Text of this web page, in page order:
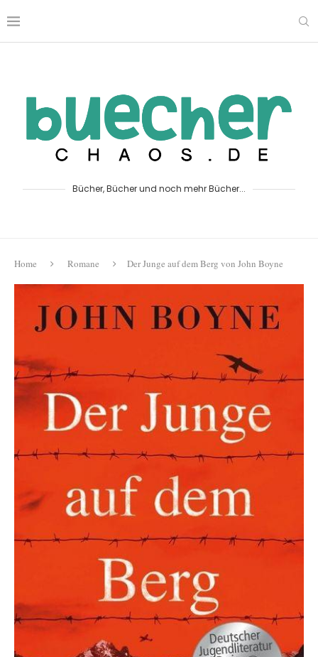
Bücher, Bücher und noch mehr Bücher...
Home Romane Der Junge auf dem Berg von John Boyne